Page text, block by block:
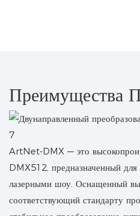
Преимущества
ArtNet-DMX — это
DMX512, предназначенный
лазерными шоу. Оснащенный
соответствующий стандарту